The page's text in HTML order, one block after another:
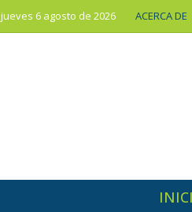
jueves 6 agosto de 2026 ACERCA DE